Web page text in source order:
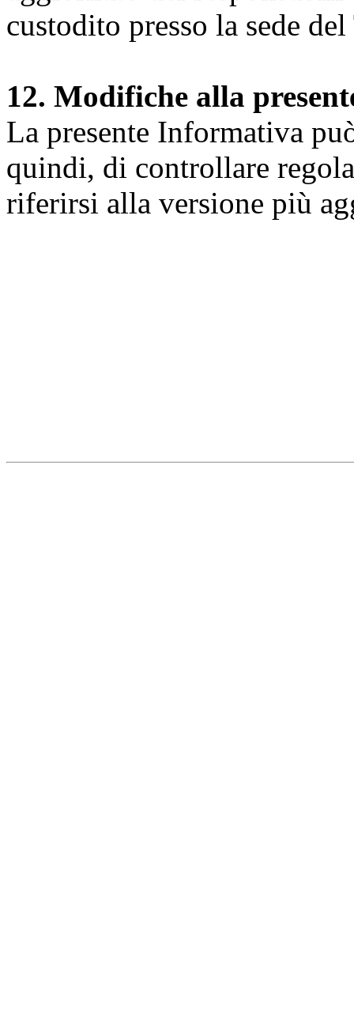
custodito presso la sede
12. Modifiche alla
La presente Informativa
quindi, di controllare
riferirsi alla versione più